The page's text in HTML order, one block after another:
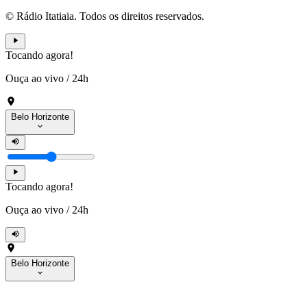
© Rádio Itatiaia. Todos os direitos reservados.
Tocando agora!
Ouça ao vivo / 24h
Belo Horizonte
Tocando agora!
Ouça ao vivo / 24h
Belo Horizonte